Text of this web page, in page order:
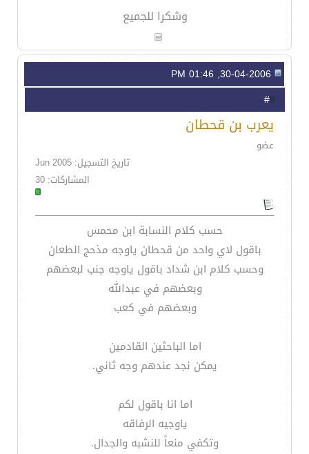
وشكرا للجميع
9
يعرب بن قحطان
عضو
تاريخ التسجيل: Jun 2005
المشاركات: 30
حسب كلام النسابة ابن محمس
باقول لاي واحد من قحطان ياوجه مذحج الطعان
وحسب كلام ابن شداد باقول ياوجه جنب لبعضهم
وبعضهم في عبدالله
وبعضهم في كعب
اما الباحثين القادمين
يمكن نجد عندهم وجه ثاني.
اما انا باقول لكم
ياوجيه الرفاقه
وتكفي منعاً للنشبه والجدال.